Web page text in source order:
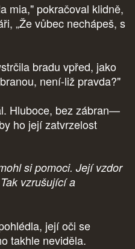
mia," pokračoval klidně,
„Že vůbec nechápeš, s
bradu vpřed, jako
není-liž pravda?"
Hluboce, bez zábran—
ho její zatvrzelost
si pomoci. Její vzdor
vzrušující a
její oči se
takhle neviděla.